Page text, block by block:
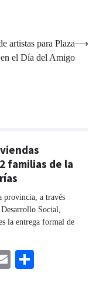
artistas para Plaza
el Día del Amigo
⟶
familias de la
provincia, a través
Social,
la entrega formal de
Email